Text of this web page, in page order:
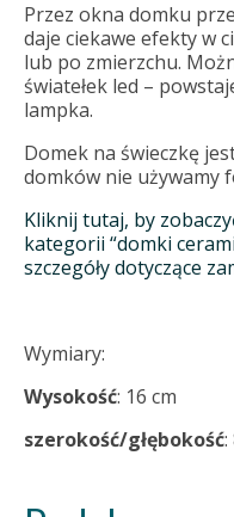
Przez okna domku
daje ciekawe efekty w
lub po zmierzchu.
światełek led –
lampka.
Domek na świeczkę
domków nie używamy
Kliknij tutaj, by
kategorii “domki
szczegóły dotyczące
Wymiary:
Wysokość: 16 cm
szerokość/głębokość: